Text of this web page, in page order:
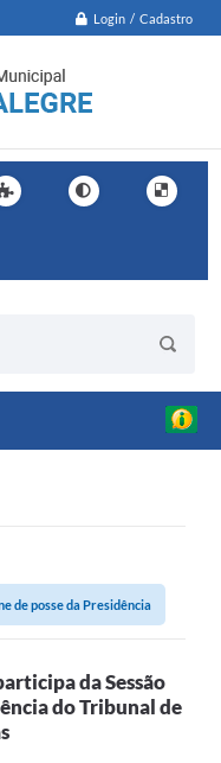
Login / Cadastro
de posse da Presidência
da Sessão
do Tribunal de